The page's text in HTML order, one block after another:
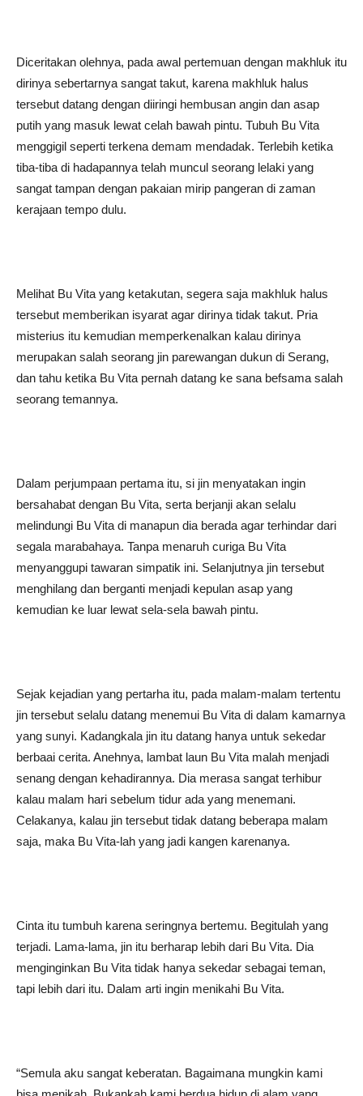
Diceritakan olehnya, pada awal pertemuan dengan makhluk itu
dirinya sebertarnya sangat takut, karena makhluk halus
tersebut datang dengan diiringi hembusan angin dan asap
putih yang masuk lewat celah bawah pintu. Tubuh Bu Vita
menggigil seperti terkena demam mendadak. Terlebih ketika
tiba-tiba di hadapannya telah muncul seorang lelaki yang
sangat tampan dengan pakaian mirip pangeran di zaman
kerajaan tempo dulu.
Melihat Bu Vita yang ketakutan, segera saja makhluk halus
tersebut memberikan isyarat agar dirinya tidak takut. Pria
misterius itu kemudian memperkenalkan kalau dirinya
merupakan salah seorang jin parewangan dukun di Serang,
dan tahu ketika Bu Vita pernah datang ke sana befsama salah
seorang temannya.
Dalam perjumpaan pertama itu, si jin menyatakan ingin
bersahabat dengan Bu Vita, serta berjanji akan selalu
melindungi Bu Vita di manapun dia berada agar terhindar dari
segala marabahaya. Tanpa menaruh curiga Bu Vita
menyanggupi tawaran simpatik ini. Selanjutnya jin tersebut
menghilang dan berganti menjadi kepulan asap yang
kemudian ke luar lewat sela-sela bawah pintu.
Sejak kejadian yang pertarha itu, pada malam-malam tertentu
jin tersebut selalu datang menemui Bu Vita di dalam kamarnya
yang sunyi. Kadangkala jin itu datang hanya untuk sekedar
berbaai cerita. Anehnya, lambat laun Bu Vita malah menjadi
senang dengan kehadirannya. Dia merasa sangat terhibur
kalau malam hari sebelum tidur ada yang menemani.
Celakanya, kalau jin tersebut tidak datang beberapa malam
saja, maka Bu Vita-lah yang jadi kangen karenanya.
Cinta itu tumbuh karena seringnya bertemu. Begitulah yang
terjadi. Lama-lama, jin itu berharap lebih dari Bu Vita. Dia
menginginkan Bu Vita tidak hanya sekedar sebagai teman,
tapi lebih dari itu. Dalam arti ingin menikahi Bu Vita.
“Semula aku sangat keberatan. Bagaimana mungkin kami